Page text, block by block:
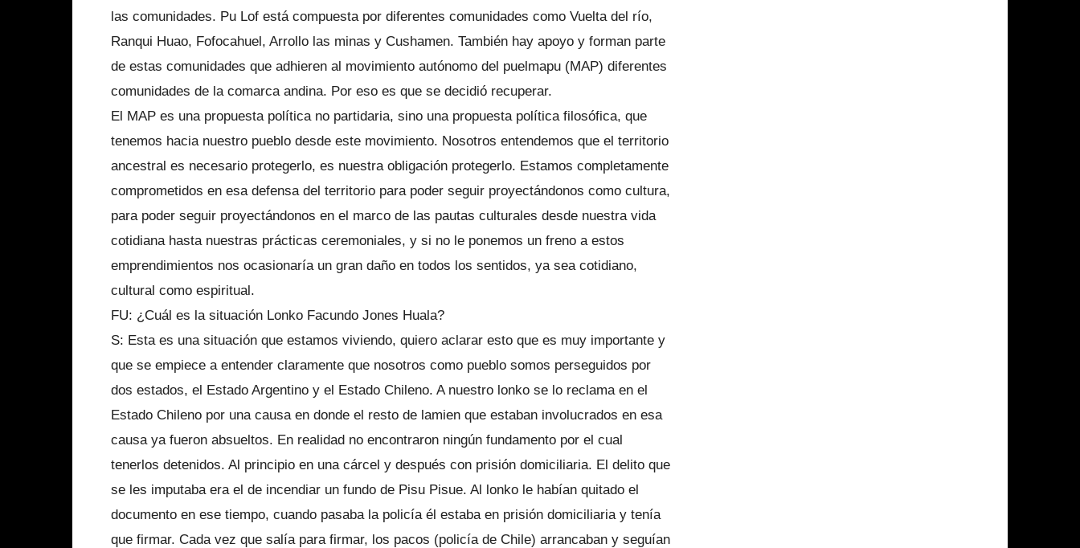
las comunidades. Pu Lof está compuesta por diferentes comunidades como Vuelta del río,
Ranqui Huao, Fofocahuel, Arrollo las minas y Cushamen. También hay apoyo y forman parte
de estas comunidades que adhieren al movimiento autónomo del puelmapu (MAP) diferentes
comunidades de la comarca andina. Por eso es que se decidió recuperar.
El MAP es una propuesta política no partidaria, sino una propuesta política filosófica, que
tenemos hacia nuestro pueblo desde este movimiento. Nosotros entendemos que el territorio
ancestral es necesario protegerlo, es nuestra obligación protegerlo. Estamos completamente
comprometidos en esa defensa del territorio para poder seguir proyectándonos como cultura,
para poder seguir proyectándonos en el marco de las pautas culturales desde nuestra vida
cotidiana hasta nuestras prácticas ceremoniales, y si no le ponemos un freno a estos
emprendimientos nos ocasionaría un gran daño en todos los sentidos, ya sea cotidiano,
cultural como espiritual.
FU: ¿Cuál es la situación Lonko Facundo Jones Huala?
S: Esta es una situación que estamos viviendo, quiero aclarar esto que es muy importante y
que se empiece a entender claramente que nosotros como pueblo somos perseguidos por
dos estados, el Estado Argentino y el Estado Chileno. A nuestro lonko se lo reclama en el
Estado Chileno por una causa en donde el resto de lamien que estaban involucrados en esa
causa ya fueron absueltos. En realidad no encontraron ningún fundamento por el cual
tenerlos detenidos. Al principio en una cárcel y después con prisión domiciliaria. El delito que
se les imputaba era el de incendiar un fundo de Pisu Pisue. Al lonko le habían quitado el
documento en ese tiempo, cuando pasaba la policía él estaba en prisión domiciliaria y tenía
que firmar. Cada vez que salía para firmar, los pacos (policía de Chile) arrancaban y seguían